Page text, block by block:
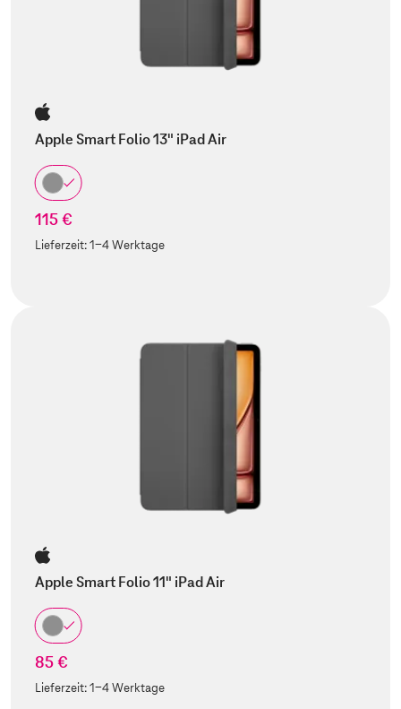
Apple Smart Folio 13" iPad Air
115 €
Lieferzeit:1-4 Werktage
Apple Smart Folio 11" iPad Air
85 €
Lieferzeit:1-4 Werktage